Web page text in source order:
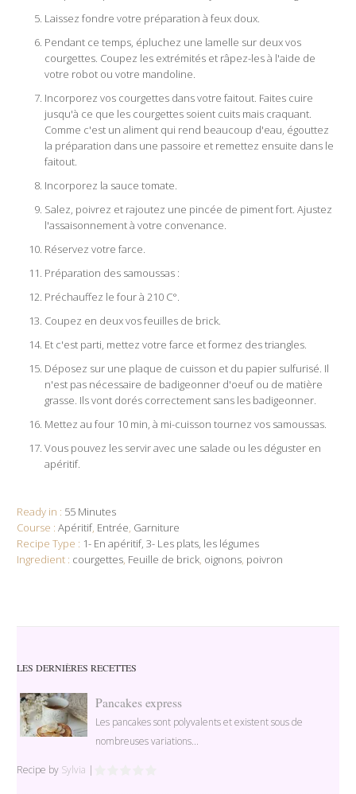
Laissez fondre votre préparation à feux doux.
Pendant ce temps, épluchez une lamelle sur deux vos
courgettes. Coupez les extrémités et râpez-les à l'aide de
votre robot ou votre mandoline.
Incorporez vos courgettes dans votre faitout. Faites cuire
jusqu'à ce que les courgettes soient cuits mais craquant.
Comme c'est un aliment qui rend beaucoup d'eau, égouttez
la préparation dans une passoire et remettez ensuite dans le
faitout.
Incorporez la sauce tomate.
Salez, poivrez et rajoutez une pincée de piment fort. Ajustez
l'assaisonnement à votre convenance.
Réservez votre farce.
Préparation des samoussas :
Préchauffez le four à 210 C°.
Coupez en deux vos feuilles de brick.
Et c'est parti, mettez votre farce et formez des triangles.
Déposez sur une plaque de cuisson et du papier sulfurisé. Il
n'est pas nécessaire de badigeonner d'oeuf ou de matière
grasse. Ils vont dorés correctement sans les badigeonner.
Mettez au four 10 min, à mi-cuisson tournez vos samoussas.
Vous pouvez les servir avec une salade ou les déguster en
apéritif.
Ready in : 55 Minutes
Course :Apéritif, Entrée, Garniture
Recipe Type : 1- En apéritif 3- Les plats les légumes
Ingredient : courgettes, Feuille de brick, oignons, poivron
LES DERNIÈRES RECETTES
Pancakes express
Les pancakes sont polyvalents et existent sous de
nombreuses variations...
Recipe by Sylvia |